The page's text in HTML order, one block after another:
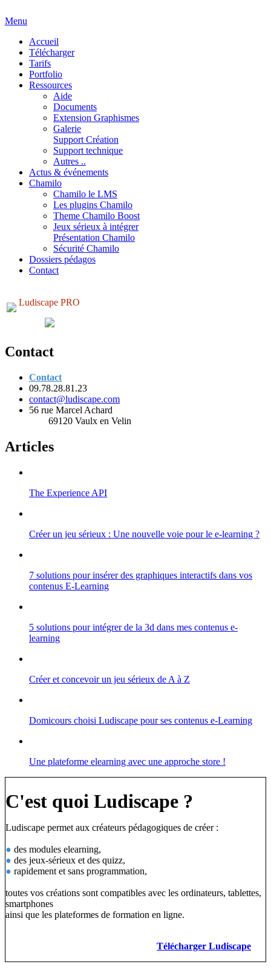
Menu
Accueil
Télécharger
Tarifs
Portfolio
Ressources
Aide
Documents
Extension Graphismes
Galerie
Support Création
Support technique
Autres ..
Actus & événements
Chamilo
Chamilo le LMS
Les plugins Chamilo
Theme Chamilo Boost
Jeux sérieux à intégrer
Présentation Chamilo
Sécurité Chamilo
Dossiers pédagos
Contact
Ludiscape PRO
Contact
Contact
09.78.28.81.23
contact@ludiscape.com
56 rue Marcel Achard
69120 Vaulx en Velin
Articles
The Experience API
Créer un jeu sérieux : Une nouvelle voie pour le e-learning ?
7 solutions pour insérer des graphiques interactifs dans vos
contenus E-Learning
5 solutions pour intégrer de la 3d dans mes contenus e-
learning
Créer et concevoir un jeu sérieux de A à Z
Domicours choisi Ludiscape pour ses contenus e-Learning
Une plateforme elearning avec une approche store !
C'est quoi Ludiscape ?
Ludiscape permet aux créateurs pédagogiques de créer :
● des modules elearning,
● des jeux-sérieux et des quizz,
● rapidement et sans programmation,
toutes vos créations sont compatibles avec les ordinateurs, tablettes,
smartphones
ainsi que les plateformes de formation en ligne.
Télécharger Ludiscape